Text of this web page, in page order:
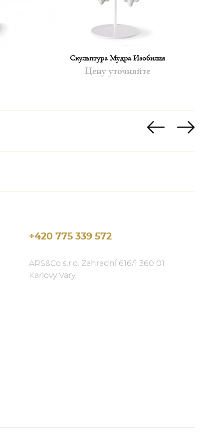
Скульптура Мудра Изобилия
Цену уточняйте
+420 775 339 572
ARS&Co s.r.o. Zahradní 616/1 360 01
Karlovy Vary